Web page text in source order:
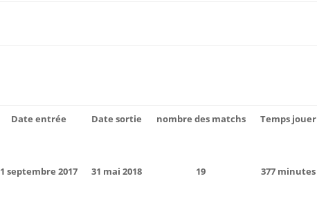
Date entrée Date sortie nombre des matchs Temps jouer
1 septembre 2017 31 mai 2018 19 377 minutes